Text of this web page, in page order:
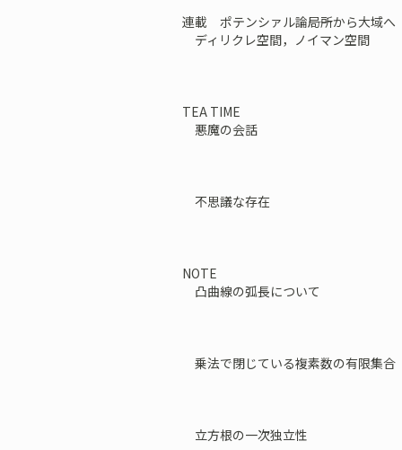
連載 ポテンシァル論――局所から大域へ
ディリクレ空間，ノイマン空間
TEA TIME
悪魔の会話
不思議な存在
NOTE
凸曲線の弧長について
乗法で閉じている複素数の有限集合
立方根の一次独立性